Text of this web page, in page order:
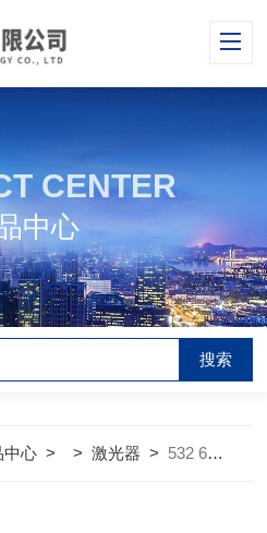
CENTER
中心
中心 > >激光器 > 532 633 785 830 1064nm窄线宽半导体激光器拉曼光谱仪